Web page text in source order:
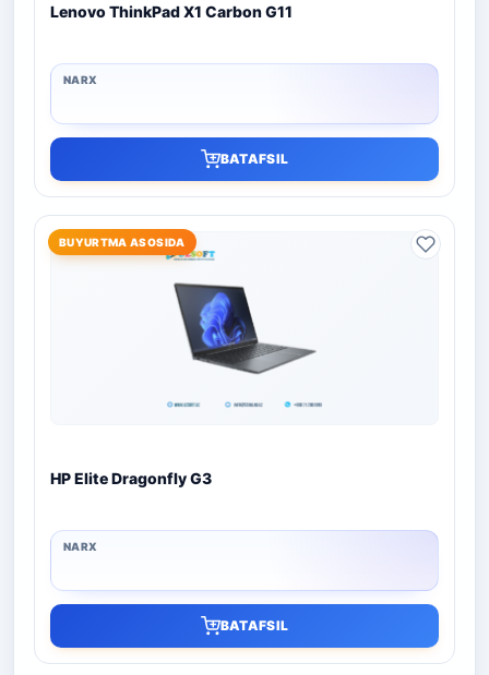
Lenovo ThinkPad X1 Carbon G11
BATAFSIL
BUYURTMA ASOSIDA
HP Elite Dragonfly G3
BATAFSIL